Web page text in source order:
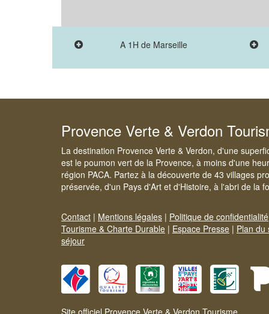
A 1H de Marseille
Provence Verte & Verdon
La destination Provence Verte & Verdon, d'une
est le poumon vert de la Provence, à moins d'une
région PACA. Partez à la découverte de 43 villages
préservée, d'un Pays d'Art et d'Histoire, à l'abri de la
Contact | Mentions légales | Politique de confidentialité
Tourisme & Charte Durable | Espace Presse | Plan du
séjour
Site officiel Provence Verte & Verdon Tourisme